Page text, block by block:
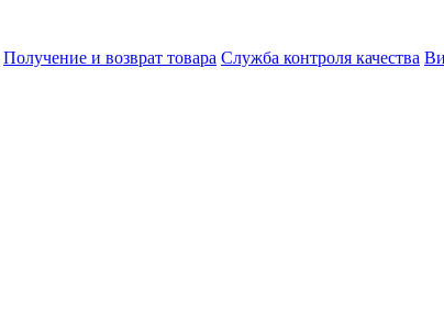
Получение и возврат товара Служба контроля качества